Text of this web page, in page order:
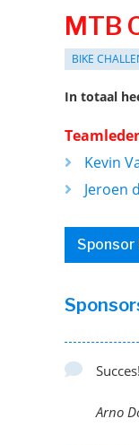
MTB
BIKE
In totaal
Kevin
Jeroen
Arno